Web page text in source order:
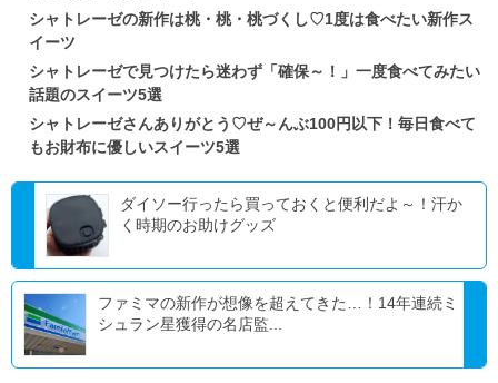
シャトレーゼの新作は桃・桃・桃づくし♡1度は食べたい新作ス
イーツ
シャトレーゼで見つけたら迷わず「確保～！」一度食べてみたい
話題のスイーツ5選
シャトレーゼさんありがとう♡ぜ～んぶ100円以下！毎日食べて
もお財布に優しいスイーツ5選
ダイソー行ったら買っておくと便利だよ～！汗か
く時期のお助けグッズ
ファミマの新作が想像を超えてきた…！14年連続ミ
シュラン星獲得の名店監...